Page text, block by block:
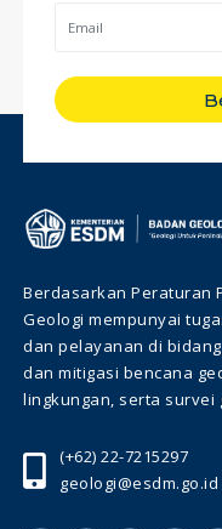
Berdasarkan Peraturan
Geologi mempunyai
dan pelayanan di
dan mitigasi bencana
lingkungan, serta survei
(+62) 22-7215297
geologi@esdm.go.id